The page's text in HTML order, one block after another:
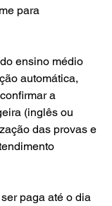
para
ensino médio
automática,
a
(inglês ou
das provas e
paga até o dia